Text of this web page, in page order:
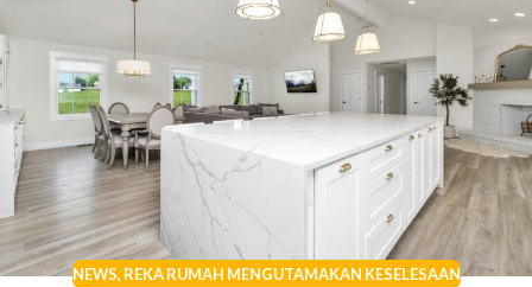
NEWS, REKA RUMAH MENGUTAMAKAN KESELESAAN